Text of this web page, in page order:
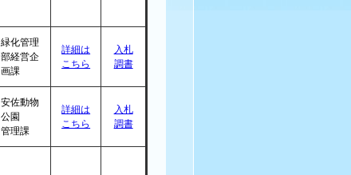
緑化管理
部経営企
画課
詳細は
こちら
入札
調書
安佐動物
公園
管理課
詳細は
こちら
入札
調書